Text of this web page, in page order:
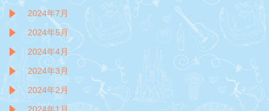
2024年7月
2024年5月
2024年4月
2024年3月
2024年2月